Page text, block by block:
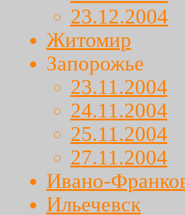
23.12.2004
Житомир
Запорожье
23.11.2004
24.11.2004
25.11.2004
27.11.2004
Ивано-
Ильечевск